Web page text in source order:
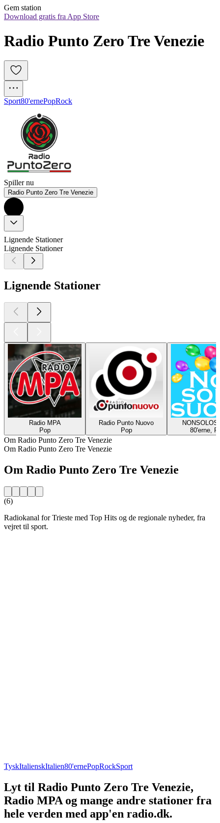
Gem station
Download gratis fra App Store
Radio Punto Zero Tre Venezie
Sport80'ernePopRock
Spiller nu
Radio Punto Zero Tre Venezie
Lignende Stationer
Lignende Stationer
Lignende Stationer
Radio MPA
Pop
Radio Punto Nuovo
Pop
80'erne,
Om Radio Punto Zero Tre Venezie
Om Radio Punto Zero Tre Venezie
Om Radio Punto Zero Tre Venezie
(6)
Radiokanal for Trieste med Top Hits og de regionale nyheder, fra
vejret til sport.
TyskItalienskItalien80'ernePopRockSport
Lyt til Radio Punto Zero Tre Venezie,
Radio MPA og mange andre stationer fra
hele verden med app'en radio.dk.